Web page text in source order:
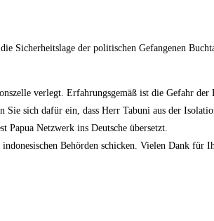
Sicherheitslage der politischen Gefangenen
verlegt. Erfahrungsgemäß ist die Gefahr
sich dafür ein, dass Herr Tabuni aus der
Papua Netzwerk ins Deutsche übersetzt.
Behörden schicken. Vielen Dank für